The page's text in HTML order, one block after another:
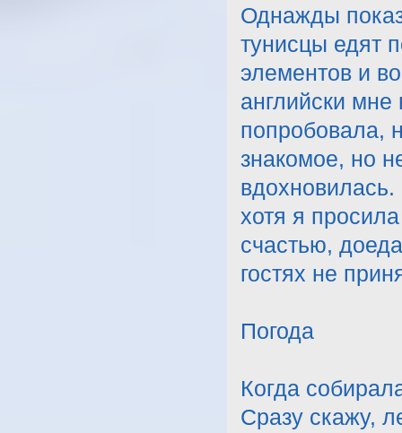
Однажды
тунисцы едят
элементов и
английски мне
попробовала,
знакомое, но
хотя я
счастью,
гостях не
Погода
Когда
Сразу скажу,